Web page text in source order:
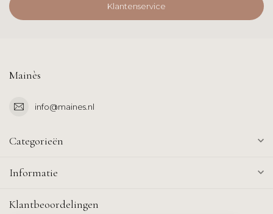
Klantenservice
Mainès
info@maines.nl
Categorieën
Informatie
Klantbeoordelingen